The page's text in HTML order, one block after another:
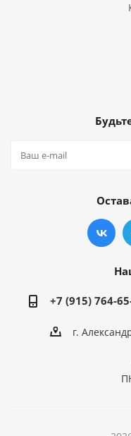
+7 (915) 764-
г.